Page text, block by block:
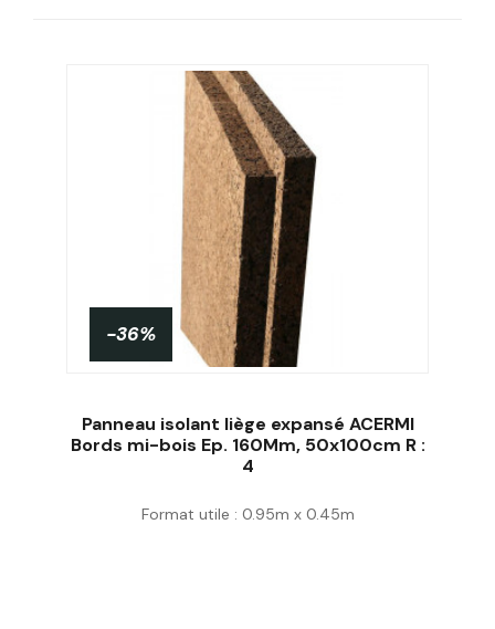
-36%
Panneau isolant liège expansé ACERMI
Bords mi-bois Ep. 160Mm, 50x100cm R :
4
Format utile : 0.95m x 0.45m